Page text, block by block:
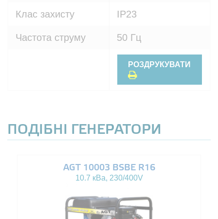
Клас захисту IP23
Частота струму 50 Гц
РОЗДРУКУВАТИ
ПОДІБНІ ГЕНЕРАТОРИ
AGT 10003 BSBE R16
10.7 кВа, 230/400V